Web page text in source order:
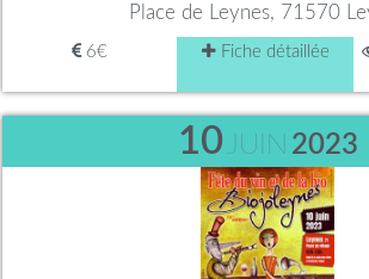
Place de Leynes, 71570
6€ Fiche détaillée
10 JUIN 2023